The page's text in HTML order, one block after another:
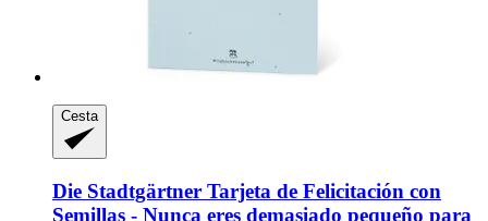
Cesta
Die Stadtgärtner Tarjeta de Felicitación con
Semillas -​ Nunca eres demasiado pequeño para